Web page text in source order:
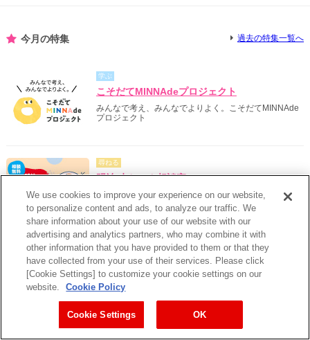
今月の特集 過去の特集一覧へ
学ぶ
こそだてMINNAdeプロジェクト
みんなで考え、みんなでよりよく。こそだてMINNAde
プロジェクト
尋ねる
明治 赤ちゃん相談室
会話から始まる安心を。栄養士が直接相談を受けてくれ
る電話相談
学ぶ
meiji Little one action!
明治の乳幼児ミルク事業の未来へのアクションとして、
子供、家族、社会にむけたサスティナブルな取り組みを
発信しています。
We use cookies to improve your experience on our website,
to personalize content and ads, to analyze our traffic. We
share information about your use of our website with our
advertising and analytics partners, who may combine it with
other information that you have provided to them or that they
have collected from your use of their services. Please click
[Cookie Settings] to customize your cookie settings on our
website.
Cookie Policy
Cookie Settings OK